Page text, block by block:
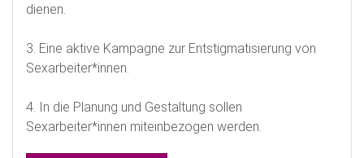
dienen.
3. Eine aktive Kampagne zur Entstigmatisierung von
Sexarbeiter*innen.
4. In die Planung und Gestaltung sollen
Sexarbeiter*innen miteinbezogen werden.